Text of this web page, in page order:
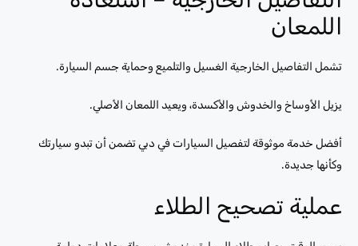
اللمعان
تشمل التفاصيل الخارجية الغسيل والتلميع وحماية جسم السيارة.
يزيل الأوساخ والخدوش والأكسدة، ويعيد اللمعان الأصلي.
أفضل خدمة موثوقة لتفصيل السيارات في دبي تضمن أن تبدو سيارتك
وكأنها جديدة.
عملية تصحيح الطلاء